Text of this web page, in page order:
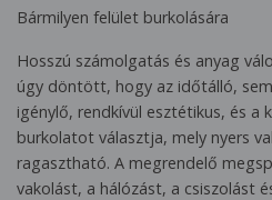
KEDVCSINÁLÓ
KAPCSOLAT
ETIKAI KÓDEX
Bármilyen felület burkolására
Hosszú számolgatás és anyag
úgy döntött, hogy az időtálló,
igénylő, rendkívül esztétikus, és a
burkolatot választja, mely nyers
ragasztható. A megrendelő
vakolást, a hálózást, a csiszolást